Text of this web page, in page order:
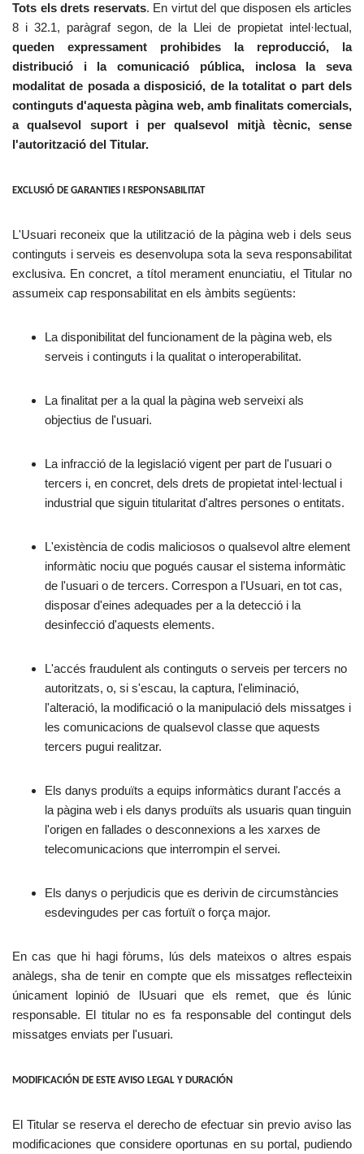
Tots els drets reservats. En virtut del que disposen els articles
8 i 32.1, paràgraf segon, de la Llei de propietat intel·lectual,
queden expressament prohibides la reproducció, la
distribució i la comunicació pública, inclosa la seva
modalitat de posada a disposició, de la totalitat o part dels
continguts d'aquesta pàgina web, amb finalitats comercials,
a qualsevol suport i per qualsevol mitjà tècnic, sense
l'autorització del Titular.
EXCLUSIÓ DE GARANTIES I RESPONSABILITAT
L'Usuari reconeix que la utilització de la pàgina web i dels seus
continguts i serveis es desenvolupa sota la seva responsabilitat
exclusiva. En concret, a títol merament enunciatiu, el Titular no
assumeix cap responsabilitat en els àmbits següents:
La disponibilitat del funcionament de la pàgina web, els
serveis i continguts i la qualitat o interoperabilitat.
La finalitat per a la qual la pàgina web serveixi als
objectius de l'usuari.
La infracció de la legislació vigent per part de l'usuari o
tercers i, en concret, dels drets de propietat intel·lectual i
industrial que siguin titularitat d'altres persones o entitats.
L'existència de codis maliciosos o qualsevol altre element
informàtic nociu que pogués causar el sistema informàtic
de l'usuari o de tercers. Correspon a l'Usuari, en tot cas,
disposar d'eines adequades per a la detecció i la
desinfecció d'aquests elements.
L'accés fraudulent als continguts o serveis per tercers no
autoritzats, o, si s'escau, la captura, l'eliminació,
l'alteració, la modificació o la manipulació dels missatges i
les comunicacions de qualsevol classe que aquests
tercers pugui realitzar.
Els danys produïts a equips informàtics durant l'accés a
la pàgina web i els danys produïts als usuaris quan tinguin
l'origen en fallades o desconnexions a les xarxes de
telecomunicacions que interrompin el servei.
Els danys o perjudicis que es derivin de circumstàncies
esdevingudes per cas fortuït o força major.
En cas que hi hagi fòrums, lús dels mateixos o altres espais
anàlegs, sha de tenir en compte que els missatges reflecteixin
únicament lopinió de lUsuari que els remet, que és lúnic
responsable. El titular no es fa responsable del contingut dels
missatges enviats per l'usuari.
MODIFICACIÓN DE ESTE AVISO LEGAL Y DURACIÓN
El Titular se reserva el derecho de efectuar sin previo aviso las
modificaciones que considere oportunas en su portal, pudiendo